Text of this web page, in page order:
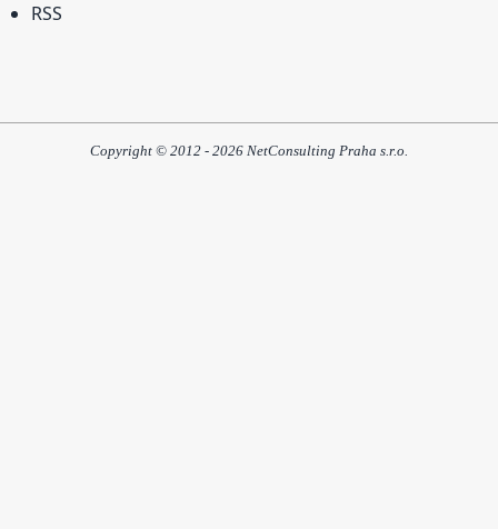
RSS
Copyright © 2012 - 2026 NetConsulting Praha s.r.o.